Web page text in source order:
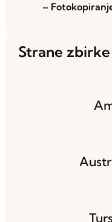
–
Strane zbirke